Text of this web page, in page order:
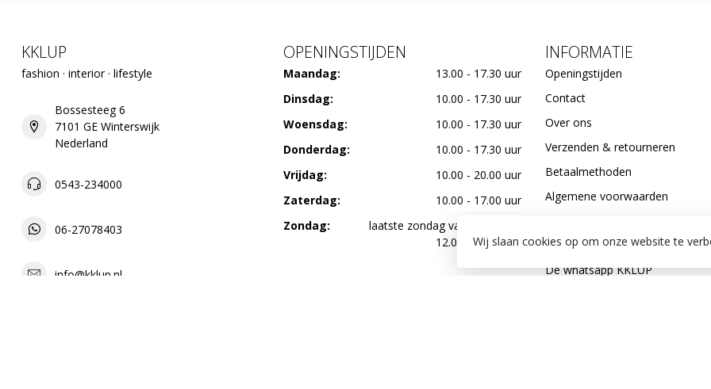
KKLUP
fashion · interior · lifestyle
Bossesteeg 6
7101 GE Winterswijk
Nederland
0543-234000
06-27078403
info@kklup.nl
OPENINGSTIJDEN
Maandag:
13.00 - 17.30 uur
Dinsdag:
10.00 - 17.30 uur
Woensdag:
10.00 - 17.30 uur
Donderdag:
10.00 - 17.30 uur
Vrijdag:
10.00 - 20.00 uur
Zaterdag:
10.00 - 17.00 uur
Zondag:
laatste zondag van de maand
12.00 - 17.00 uur
INFORMATIE
Openingstijden
Contact
Over ons
Verzenden & retourneren
Betaalmethoden
Algemene voorwaarden
Garantie
De whatsapp KKLUP
Wij slaan cookies op om onze website te